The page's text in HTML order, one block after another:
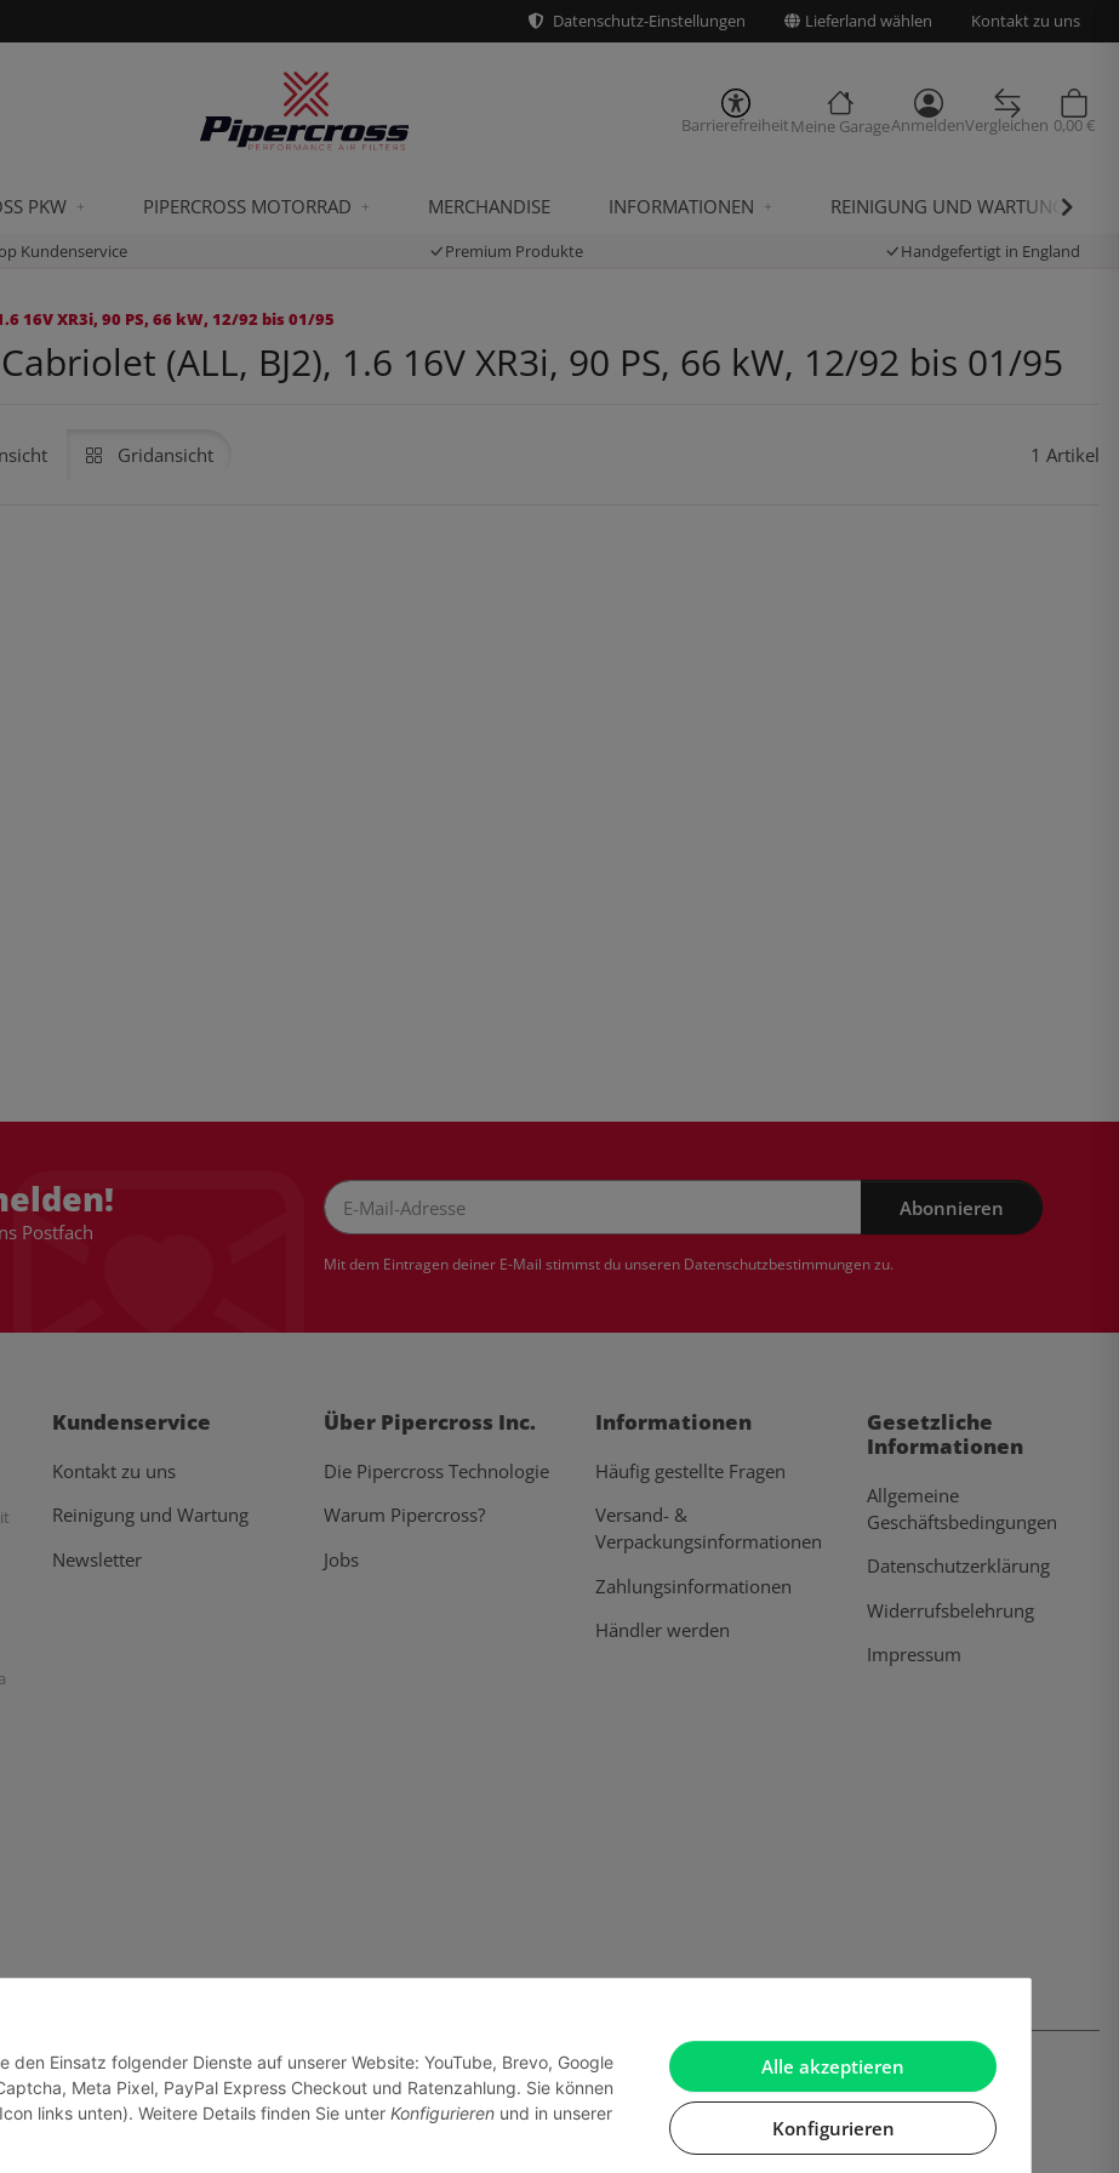
Alle akzeptieren
Konfigurieren
den Einsatz folgender Dienste auf unserer Website: YouTube, Brevo, Google
Meta Pixel, PayPal Express Checkout und Ratenzahlung. Sie können
links unten). Weitere Details finden Sie unter Konfigurieren und in unserer
Datenschutz-Einstellungen Lieferland wählen Kontakt zu uns
BarrierefreiheitMeine GarageAnmeldenVergleichen 0,00 €
PKW PIPERCROSS MOTORRAD MERCHANDISE INFORMATIONEN REINIGUNG UND WARTUNG
Kundenservice Premium Produkte Handgefertigt in England
16V XR3i, 90 PS, 66 kW, 12/92 bis 01/95
(ALL, BJ2), 1.6 16V XR3i, 90 PS, 66 kW, 12/92 bis 01/95
Gridansicht 1 Artikel
Postfach
Abonnieren
Mit dem Eintragen deiner E-Mail stimmst du unseren Datenschutzbestimmungenzu.
Kundenservice
Kontakt zu uns
Reinigung und Wartung
Newsletter
Über Pipercross Inc.
Die Pipercross Technologie
Warum Pipercross?
Jobs
Informationen
Häufig gestellte Fragen
Versand- &
Verpackungsinformationen
Zahlungsinformationen
Händler werden
Gesetzliche
Informationen
Allgemeine
Geschäftsbedingungen
Datenschutzerklärung
Widerrufsbelehrung
Impressum